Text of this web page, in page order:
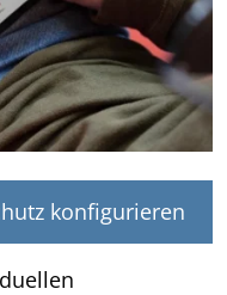
konfigurieren